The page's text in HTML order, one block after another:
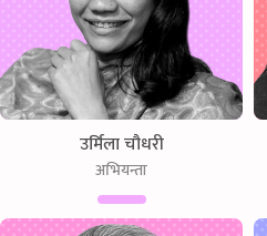
उर्मिला चौधरी
अभियन्ता